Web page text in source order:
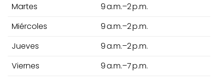
Martes
9 a.m.–2 p.m.
Miércoles
9 a.m.–2 p.m.
Jueves
9 a.m.–2 p.m.
Viernes
9 a.m.–7 p.m.